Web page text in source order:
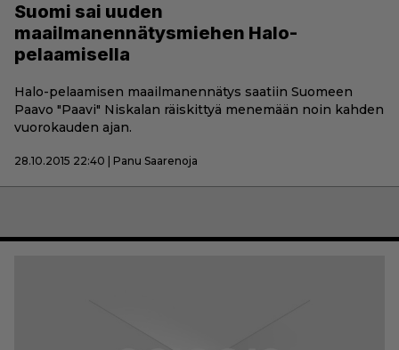
Suomi sai uuden
maailmanennätysmiehen Halo-
pelaamisella
Halo-pelaamisen maailmanennätys saatiin Suomeen
Paavo "Paavi" Niskalan räiskittyä menemään noin kahden
vuorokauden ajan.
28.10.2015 22:40 | Panu Saarenoja